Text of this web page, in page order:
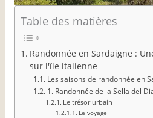
Table des matières
Randonnée en Sardaigne :
sur l'île italienne
Les saisons de randonnée en
1. Randonnée de la Sella del
Le trésor urbain
Le voyage